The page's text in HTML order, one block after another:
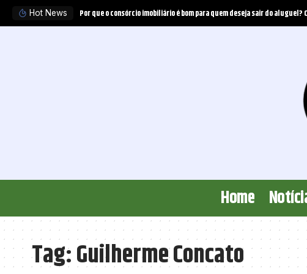
Hot News Por que o consórcio imobiliário é bom para quem deseja sair do
Home
Tag:Guilherme Concato